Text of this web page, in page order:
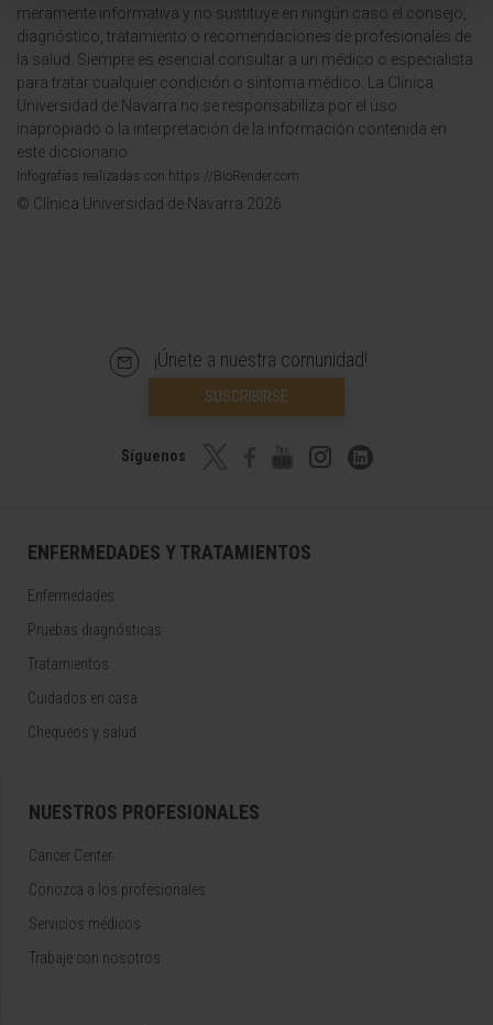
meramente informativa y no sustituye en ningún caso el consejo,
diagnóstico, tratamiento o recomendaciones de profesionales de
la salud. Siempre es esencial consultar a un médico o especialista
para tratar cualquier condición o síntoma médico. La Clínica
Universidad de Navarra no se responsabiliza por el uso
inapropiado o la interpretación de la información contenida en
este diccionario.
Infografías realizadas con https://BioRender.com
© Clínica Universidad de Navarra 2026
¡Únete a nuestra comunidad!
SUSCRIBIRSE
Síguenos
ENFERMEDADES Y TRATAMIENTOS
Enfermedades
Pruebas diagnósticas
Tratamientos
Cuidados en casa
Chequeos y salud
NUESTROS PROFESIONALES
Cancer Center
Conozca a los profesionales
Servicios médicos
Trabaje con nosotros